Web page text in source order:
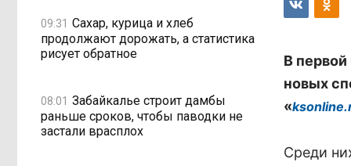
09:31 Сахар, курица и хлеб
продолжают дорожать, а статистика
рисует обратное
08:01 Забайкалье строит дамбы
раньше сроков, чтобы паводки не
застали врасплох
В
новых
«
Среди